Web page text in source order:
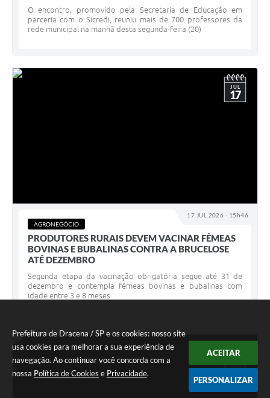
Prefeitura de Dracena / SP e os cookies: nosso site
usa cookies para melhorar a sua experiência de
navegação. Ao continuar você concorda com a
nossa Política de Cookies e Privacidade.
ACEITAR
PERSONALIZAR
O encontro, promovido pela Secretaria de Educação em
parceria com o Sicredi, reuniu mais de 700 professores da
rede municipal na manhã desta segunda-feira (20)
17 JUL 2026 - 15h46
JUL
17
AGRONEGÓCIO
PRODUTORES RURAIS DEVEM VACINAR FÊMEAS
BOVINAS E BUBALINAS CONTRA A BRUCELOSE
ATÉ DEZEMBRO
Segunda etapa da vacinação obrigatória segue até 31 de
dezembro e contempla fêmeas bovinas e bubalinas com
idade entre 3 e 8 meses
JUL